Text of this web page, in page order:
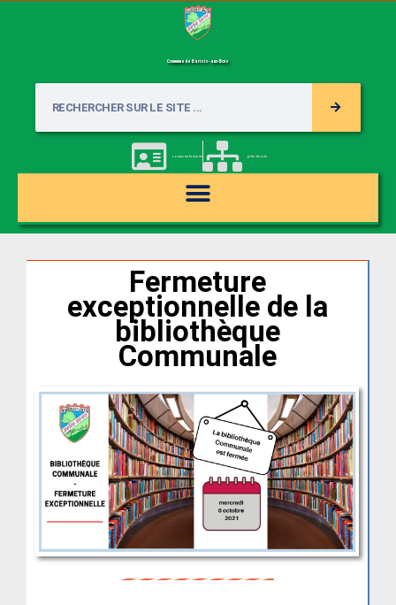
Commune de Barisis-aux-Bois
contacter la mairie plan du site
Fermeture
exceptionnelle de la
bibliothèque
Communale